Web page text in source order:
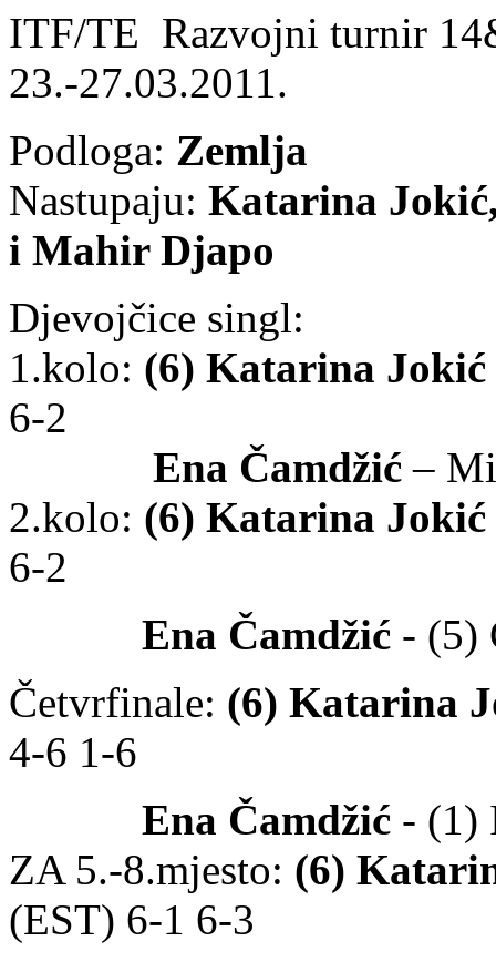
ITF/TE Razvojni turnir
23.-27.03.2011.
Podloga: Zemlja
Nastupaju: Katarina
i Mahir Djapo
Djevojčice singl:
1.kolo: (6) Katarina Jokić
6-2
Ena Čamdžić –
2.kolo: (6) Katarina Jokić
6-2
Ena Čamdžić - (5)
Četvrfinale: (6) Katarina
4-6 1-6
Ena Čamdžić - (1)
ZA 5.-8.mjesto: (6)
(EST) 6-1 6-3